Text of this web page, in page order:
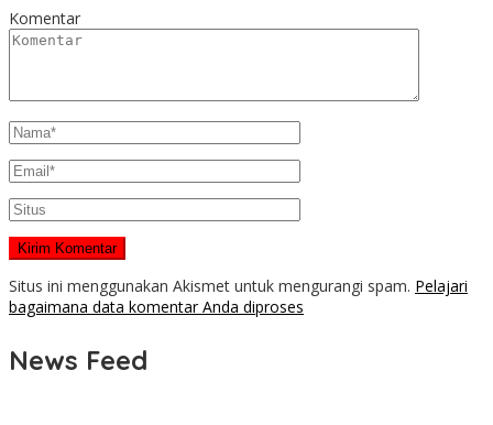
Komentar
Situs ini menggunakan Akismet untuk mengurangi spam. Pelajari
bagaimana data komentar Anda diproses
News Feed